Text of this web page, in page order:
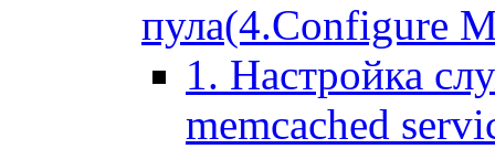
пула(4.Configure
1. Настройка
memcached